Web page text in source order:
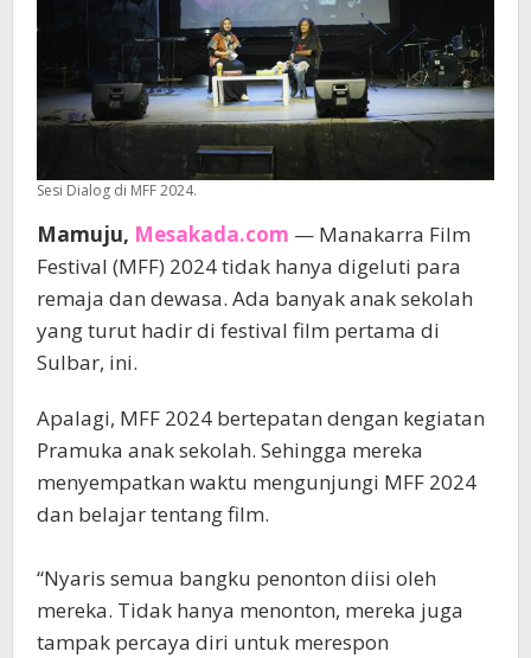
Sesi Dialog di MFF 2024.
Mamuju, Mesakada.com — Manakarra Film
Festival (MFF) 2024 tidak hanya digeluti para
remaja dan dewasa. Ada banyak anak sekolah
yang turut hadir di festival film pertama di
Sulbar, ini.
Apalagi, MFF 2024 bertepatan dengan kegiatan
Pramuka anak sekolah. Sehingga mereka
menyempatkan waktu mengunjungi MFF 2024
dan belajar tentang film.
“Nyaris semua bangku penonton diisi oleh
mereka. Tidak hanya menonton, mereka juga
tampak percaya diri untuk merespon